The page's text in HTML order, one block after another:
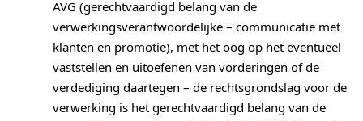
AVG (gerechtvaardigd belang van de
verwerkingsverantwoordelijke – communicatie met
klanten en promotie), met het oog op het eventueel
vaststellen en uitoefenen van vorderingen of de
verdediging daartegen – de rechtsgrondslag voor de
verwerking is het gerechtvaardigd belang van de